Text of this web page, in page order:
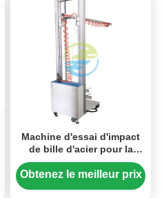
Machine d'essai d'impact
de bille d'acier pour la
vérification de la
résistance mécanique des
produits électriques CEI
Obtenez le meilleur prix